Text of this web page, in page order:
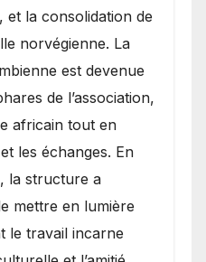
et la consolidation de
norvégienne. La
est devenue
de l’association,
africain tout en
les échanges. En
la structure a
mettre en lumière
le travail incarne